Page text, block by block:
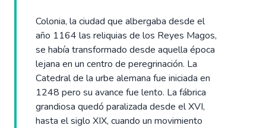
Colonia, la ciudad que albergaba desde el
año 1164 las reliquias de los Reyes Magos,
se había transformado desde aquella época
lejana en un centro de peregrinación. La
Catedral de la urbe alemana fue iniciada en
1248 pero su avance fue lento. La fábrica
grandiosa quedó paralizada desde el XVI,
hasta el siglo XIX, cuando un movimiento